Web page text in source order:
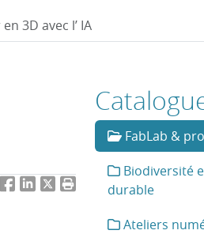
3D avec l’ IA
FacebookLinkedIn
TwitterImprimer la page
FabLab &
Biodiversité
durable
Ateliers